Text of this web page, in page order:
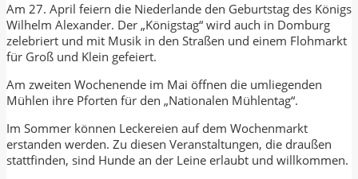
Am 27. April feiern die Niederlande den Geburtstag des Königs
Wilhelm Alexander. Der „Königstag“ wird auch in Domburg
zelebriert und mit Musik in den Straßen und einem Flohmarkt
für Groß und Klein gefeiert.
Am zweiten Wochenende im Mai öffnen die umliegenden
Mühlen ihre Pforten für den „Nationalen Mühlentag“.
Im Sommer können Leckereien auf dem Wochenmarkt
erstanden werden. Zu diesen Veranstaltungen, die draußen
stattfinden, sind Hunde an der Leine erlaubt und willkommen.